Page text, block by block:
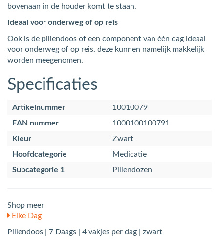
bovenaan in de houder komt te staan.
Ideaal voor onderweg of op reis
Ook is de pillendoos of een component van één dag ideaal
voor onderweg of op reis, deze kunnen namelijk makkelijk
worden meegenomen.
Specificaties
Artikelnummer
10010079
EAN nummer
1000100100791
Kleur
Zwart
Hoofdcategorie
Medicatie
Subcategorie 1
Pillendozen
Shop meer
Elke Dag
Pillendoos | 7 Daags | 4 vakjes per dag | zwart